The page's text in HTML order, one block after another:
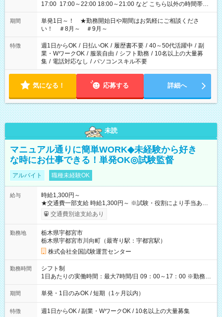
17:00 17:00～22:00 18:00～21:00 など こちら以外の時間帯も
お気軽にご相談ください！
期間
単発1日～！ ★勤務開始日や期間はお気軽にご相談くださ
い！ ＃8月～ ＃9月～
特徴 週1日からOK / 日払いOK / 履歴書不要 / 40～50代活躍中 / 副
業・WワークOK / 服装自由 / シフト勤務 / 10名以上の大量募
集 / 電話対応なし / パソコンスキル不要
気になる！ 応募する 詳細へ
未読
マニュアル通りに簡単WORK◆未経験から好き
な時にお仕事できる！単発OK◎試験監督
アルバイト 職種未経験OK
給与
時給1,300円～
★交通費一部支給 時給1,300円～ ※試験・役割により手当あり
※勤務回数により昇給あり 【即給（前払い）オプションあ
り！】 希望される場合、勤務から1週間ほどで給与の一部を受け
例】 ・河合塾模擬試験 8:30～17:30（休憩1時間） 時給1,300円
×8時間＝日収10,400円＋交通費 ※当日の役割により時給＋100
円の場合あり ・国家試験 7:00～13:30（休憩なし） 時給1,300
円（役割手当＋100円）×6時間＝日収8,400円＋交通費 【試用期
間】試用期間なし
交通費別途支給あり
勤務地
栃木県宇都宮市
栃木県宇都宮市川向町（最寄り駅：宇都宮駅）
株式会社全国試験運営センター
勤務時間
シフト制
1日あたりの実働時間：最大7時間/日 09：00～17：00 ※勤務時
間は 試験により異なります。
期間 単発・1日のみOK / 短期（1ヶ月以内）
特徴 週1日からOK / 副業・WワークOK / 10名以上の大量募集